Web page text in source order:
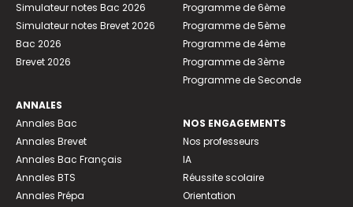
Simulateur notes Bac 2026
Simulateur notes Brevet 2026
Bac 2026
Brevet 2026
ANNALES
Annales Bac
Annales Brevet
Annales Bac Français
Annales BTS
Annales Prépa
Programme de 6ème
Programme de 5ème
Programme de 4ème
Programme de 3ème
Programme de Seconde
NOS ENGAGEMENTS
Nos professeurs
IA
Réussite scolaire
Orientation